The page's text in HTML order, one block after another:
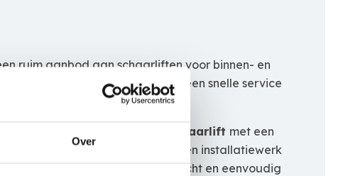
Over
ruim aanbod aan schaarliften voor binnen- en
voor veiligheid, efficiëntie en een snelle service
compacte elektrische schaarlift met een
5,6 m. Perfect voor onderhouds- en installatiewerk
bereikbare ruimtes. Lichtgewicht en eenvoudig